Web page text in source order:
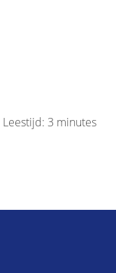
Leestijd: 3 minutes